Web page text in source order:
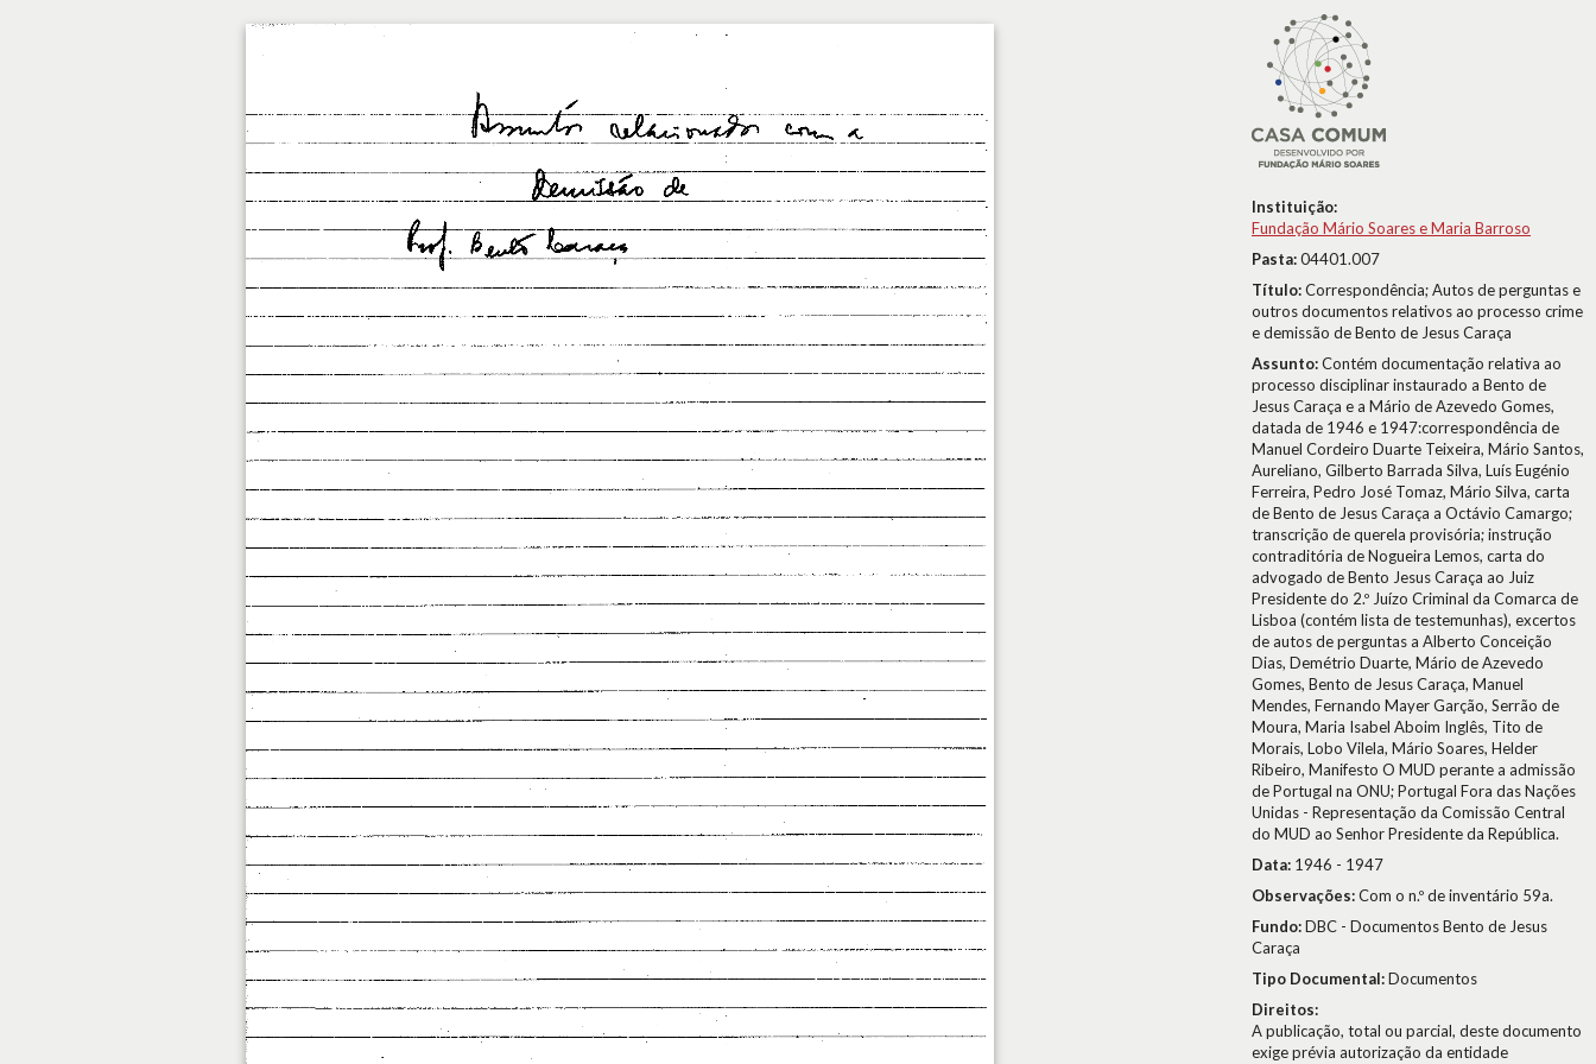
Instituição:
Fundação Mário Soares e Maria Barroso
Pasta:04401.007
Título:Correspondência; Autos de perguntas e
outros documentos relativos ao processo crime
e demissão de Bento de Jesus Caraça
Assunto:Contém documentação relativa ao
processo disciplinar instaurado a Bento de
Jesus Caraça e a Mário de Azevedo Gomes,
datada de 1946 e 1947:correspondência de
Manuel Cordeiro Duarte Teixeira, Mário Santos,
Aureliano, Gilberto Barrada Silva, Luís Eugénio
Ferreira, Pedro José Tomaz, Mário Silva, carta
de Bento de Jesus Caraça a Octávio Camargo;
transcrição de querela provisória; instrução
contraditória de Nogueira Lemos, carta do
advogado de Bento Jesus Caraça ao Juiz
Presidente do 2.º Juízo Criminal da Comarca de
Lisboa (contém lista de testemunhas), excertos
de autos de perguntas a Alberto Conceição
Dias, Demétrio Duarte, Mário de Azevedo
Gomes, Bento de Jesus Caraça, Manuel
Mendes, Fernando Mayer Garção, Serrão de
Moura, Maria Isabel Aboim Inglês, Tito de
Morais, Lobo Vilela, Mário Soares, Helder
Ribeiro, Manifesto O MUD perante a admissão
de Portugal na ONU; Portugal Fora das Nações
Unidas - Representação da Comissão Central
do MUD ao Senhor Presidente da República.
Data: 1946 - 1947
Observações:Com o n.º de inventário 59a.
Fundo:DBC - Documentos Bento de Jesus
Caraça
Tipo Documental:Documentos
Direitos:
A publicação, total ou parcial, deste documento
exige prévia autorização da entidade